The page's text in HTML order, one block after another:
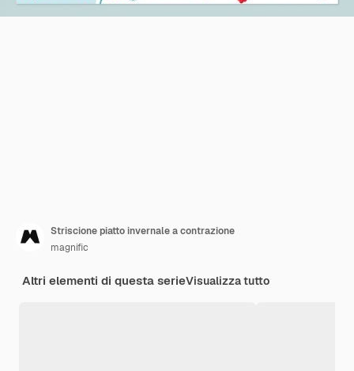
Striscione piatto invernale a contrazione
magnific
Altri elementi di questa serieVisualizza tutto